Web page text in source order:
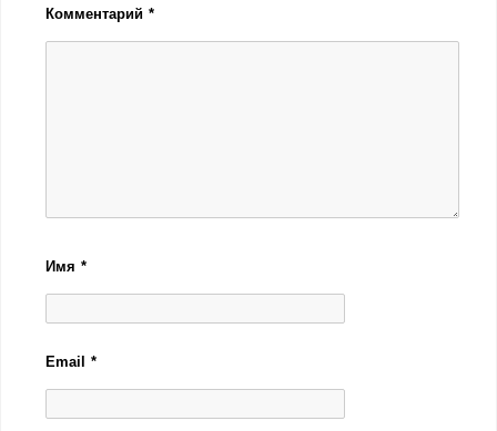
Комментарий*
Имя*
Email*